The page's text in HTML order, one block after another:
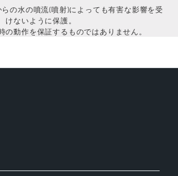
の水の噴流(噴射)によっても有害な影響を受
けないように保護。
動作を保証するものではありません。